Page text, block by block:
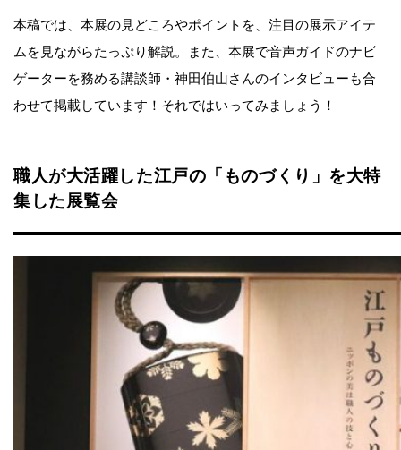
本稿では、本展の見どころやポイントを、注目の展示アイテ
ムを見ながらたっぷり解説。また、本展で音声ガイドのナビ
ゲーターを務める講談師・神田伯山さんのインタビューも合
わせて掲載しています！それではいってみましょう！
職人が大活躍した江戸の「ものづくり」を大特
集した展覧会